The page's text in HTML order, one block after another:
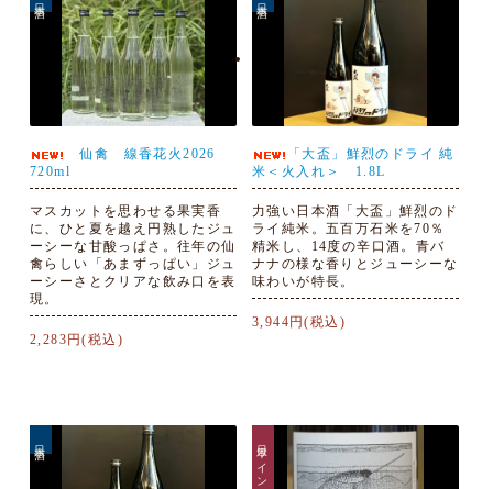
仙禽 線香花火2026
720ml
マスカットを思わせる果実香
に、ひと夏を越え円熟したジュ
ーシーな甘酸っぱさ。往年の仙
禽らしい「あまずっぱい」ジュ
ーシーさとクリアな飲み口を表
現。
2,283円(税込)
「大盃」鮮烈のドライ 純
米＜火入れ＞ 1.8L
力強い日本酒「大盃」鮮烈のド
ライ純米。五百万石米を70％
精米し、14度の辛口酒。青バ
ナナの様な香りとジューシーな
味わいが特長。
3,944円(税込)
日本ワイン